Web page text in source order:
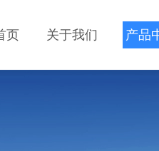
页 关于我们 产品